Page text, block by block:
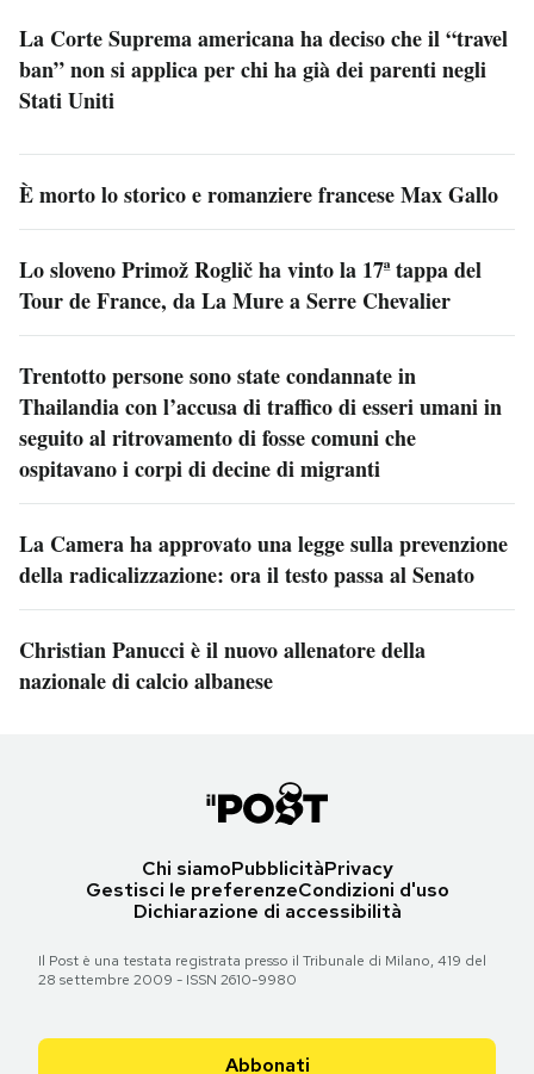
La Corte Suprema americana ha deciso che il “travel
ban” non si applica per chi ha già dei parenti negli
Stati Uniti
È morto lo storico e romanziere francese Max Gallo
Lo sloveno Primož Roglič ha vinto la 17ª tappa del
Tour de France, da La Mure a Serre Chevalier
Trentotto persone sono state condannate in
Thailandia con l’accusa di traffico di esseri umani in
seguito al ritrovamento di fosse comuni che
ospitavano i corpi di decine di migranti
La Camera ha approvato una legge sulla prevenzione
della radicalizzazione: ora il testo passa al Senato
Christian Panucci è il nuovo allenatore della
nazionale di calcio albanese
Chi siamoPubblicitàPrivacy
Gestisci le preferenzeCondizioni d'uso
Dichiarazione di accessibilità
Il Post è una testata registrata presso il Tribunale di Milano, 419 del
28 settembre 2009 - ISSN 2610-9980
Abbonati